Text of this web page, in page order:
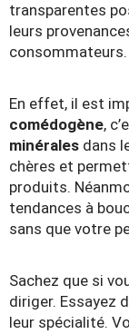
transparentes
leurs
consommateurs.
En effet, il est
comédogène,
minérales dans
chères et
produits.
tendances à
sans que votre
Sachez que si
diriger. Essayez
leur spécialité.